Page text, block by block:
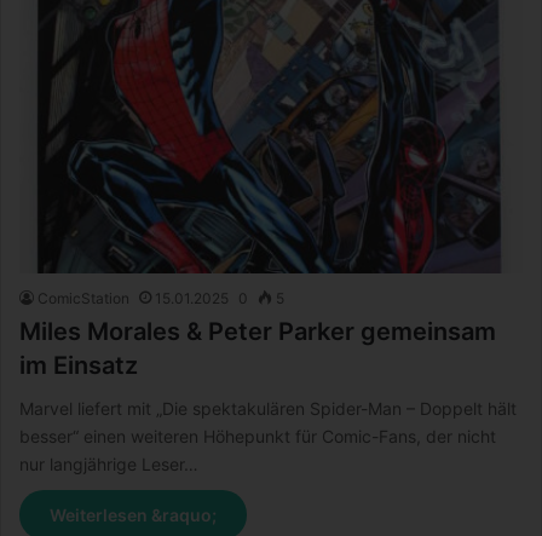
ComicStation 15.01.2025 0 5
Miles Morales & Peter Parker gemeinsam
im Einsatz
Marvel liefert mit „Die spektakulären Spider-Man – Doppelt hält
besser“ einen weiteren Höhepunkt für Comic-Fans, der nicht
nur langjährige Leser…
Weiterlesen &raquo;